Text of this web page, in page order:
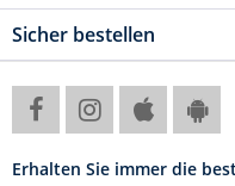
Sicher bestellen
Erhalten Sie immer die